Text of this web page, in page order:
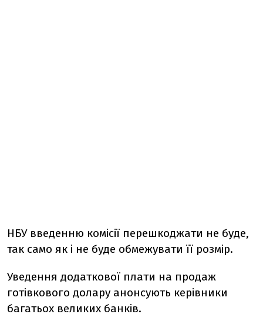
НБУ введенню комісії перешкоджати не буде,
так само як і не буде обмежувати її розмір.
Уведення додаткової плати на продаж
готівкового долару анонсують керівники
багатьох великих банків.